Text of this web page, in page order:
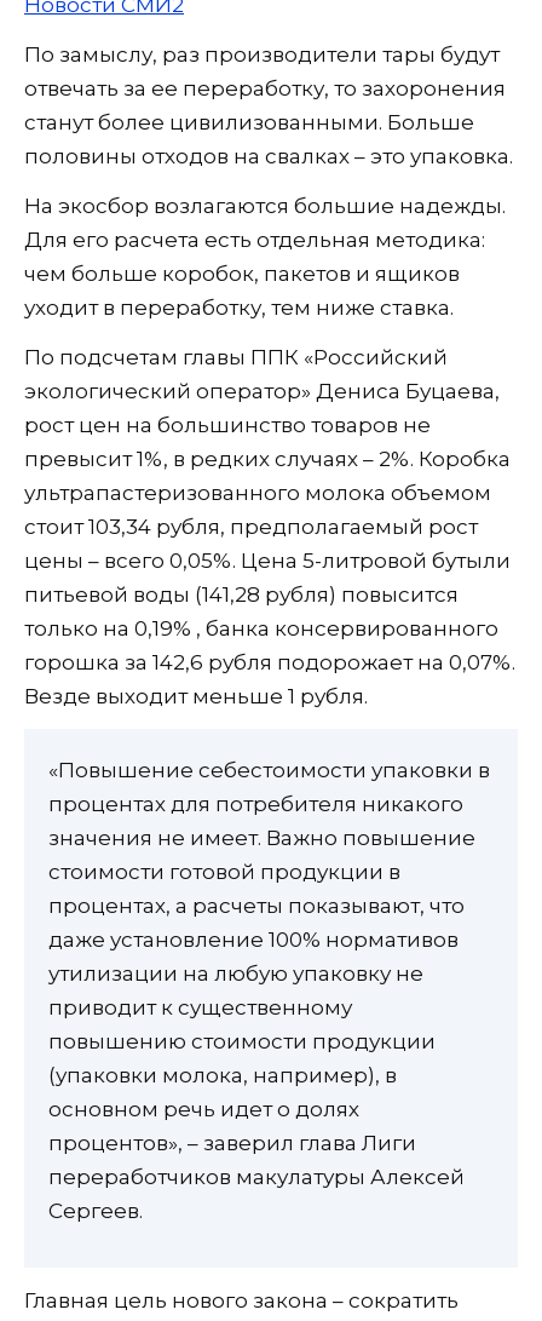
Новости СМИ2
По замыслу, раз производители тары будут
отвечать за ее переработку, то захоронения
станут более цивилизованными. Больше
половины отходов на свалках – это упаковка.
На экосбор возлагаются большие надежды.
Для его расчета есть отдельная методика:
чем больше коробок, пакетов и ящиков
уходит в переработку, тем ниже ставка.
По подсчетам главы ППК «Российский
экологический оператор» Дениса Буцаева,
рост цен на большинство товаров не
превысит 1%, в редких случаях – 2%. Коробка
ультрапастеризованного молока объемом
стоит 103,34 рубля, предполагаемый рост
цены – всего 0,05%. Цена 5-литровой бутыли
питьевой воды (141,28 рубля) повысится
только на 0,19% , банка консервированного
горошка за 142,6 рубля подорожает на 0,07%.
Везде выходит меньше 1 рубля.
«Повышение себестоимости упаковки в
процентах для потребителя никакого
значения не имеет. Важно повышение
стоимости готовой продукции в
процентах, а расчеты показывают, что
даже установление 100% нормативов
утилизации на любую упаковку не
приводит к существенному
повышению стоимости продукции
(упаковки молока, например), в
основном речь идет о долях
процентов», – заверил глава Лиги
переработчиков макулатуры Алексей
Сергеев.
Главная цель нового закона – сократить